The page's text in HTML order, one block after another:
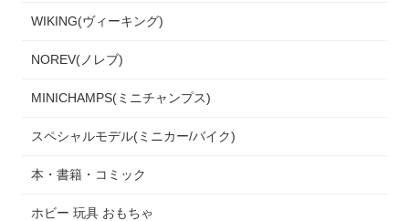
WIKING(ヴィーキング)
NOREV(ノレブ)
MINICHAMPS(ミニチャンプス)
スペシャルモデル(ミニカー/バイク)
本・書籍・コミック
ホビー 玩具 おもちゃ